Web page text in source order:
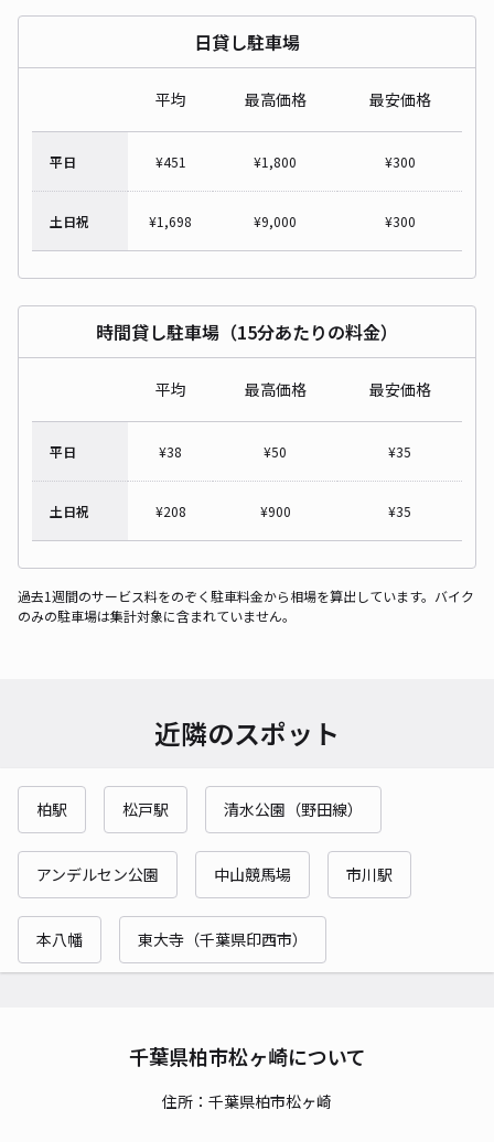
日貸し駐車場
平均 最高価格 最安価格
平日 ¥451 ¥1,800 ¥300
土日祝 ¥1,698 ¥9,000 ¥300
時間貸し駐車場（15分あたりの料金）
平均 最高価格 最安価格
平日 ¥38 ¥50 ¥35
土日祝 ¥208 ¥900 ¥35
過去1週間のサービス料をのぞく駐車料金から相場を算出しています。バイク
のみの駐車場は集計対象に含まれていません。
近隣のスポット
柏駅 松戸駅 清水公園（野田線）
アンデルセン公園 中山競馬場 市川駅
本八幡 東大寺（千葉県印西市）
千葉県柏市松ヶ崎について
住所：千葉県柏市松ヶ崎